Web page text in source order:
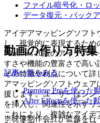
ファイル暗号化・ロ
データ復元・バック
アイデアマッピングソフ
し、視覚的に表現するため
Windows 10版のアイデア
すさや機能の豊富さで高い
その特徴や利点について詳
アマッピングソフトウェ
援します。ユーザーはシン
を挿入し、関連性を示すリ
これにより、複雑なアイデ
動画の作り方特集
記事一覧をみる
Premiere Proを使った
After Effectsを使った
※映像制作会社が監修を行